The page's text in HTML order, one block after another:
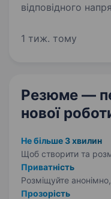
відповідного
Пн-Пт з 09:00 по 18:00
1 тиж. тому
Резюме —
нової
Не більше 3 хвилин
Щоб створити та
Приватність
Розміщуйте анонімно,
Прозорість